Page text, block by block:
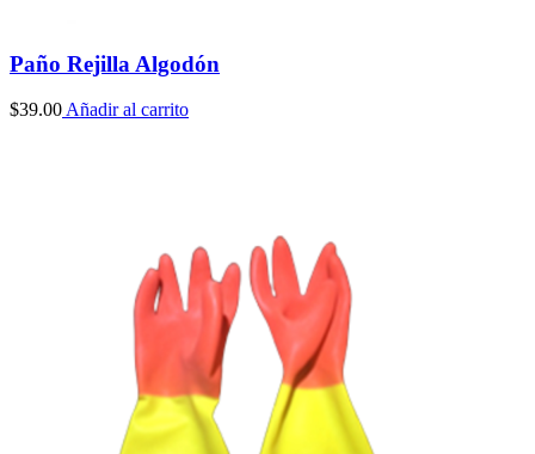
Paño Rejilla Algodón
$39.00Añadir al carrito